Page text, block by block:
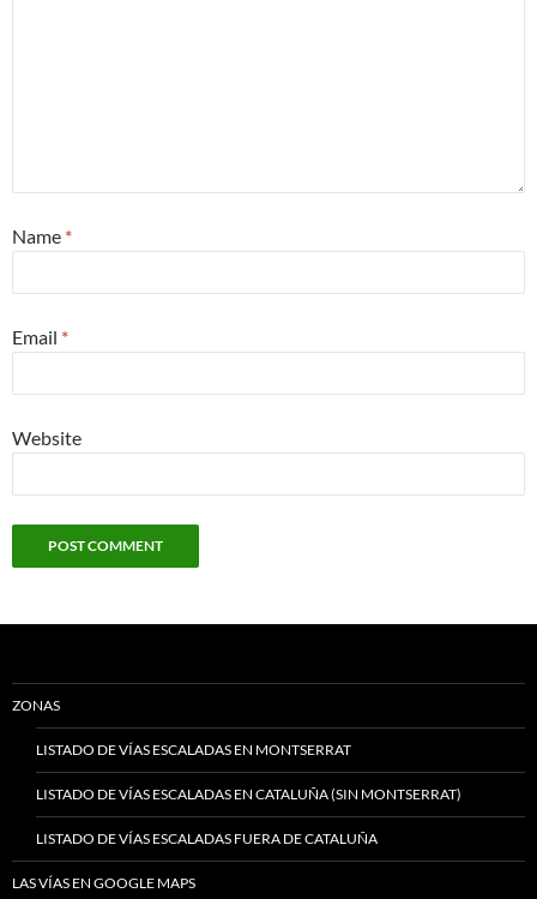
Name *
Email *
Website
ZONAS
LISTADO DE VÍAS ESCALADAS EN MONTSERRAT
LISTADO DE VÍAS ESCALADAS EN CATALUÑA (SIN MONTSERRAT)
LISTADO DE VÍAS ESCALADAS FUERA DE CATALUÑA
LAS VÍAS EN GOOGLE MAPS